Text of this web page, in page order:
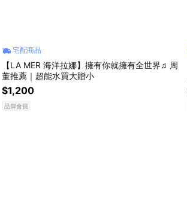
宅配商品
【LA MER 海洋拉娜】擁有你就擁有全世界♫ 周
董推薦｜超能水買大贈小
$1,200
品牌會員